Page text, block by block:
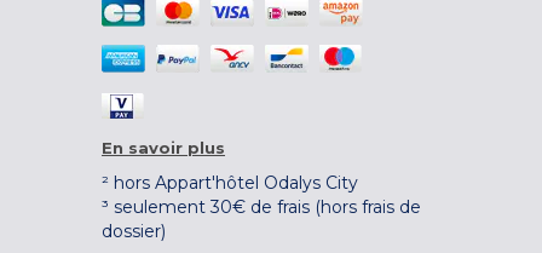
En savoir plus
² hors Appart'hôtel Odalys City
³ seulement 30€ de frais (hors frais de
dossier)